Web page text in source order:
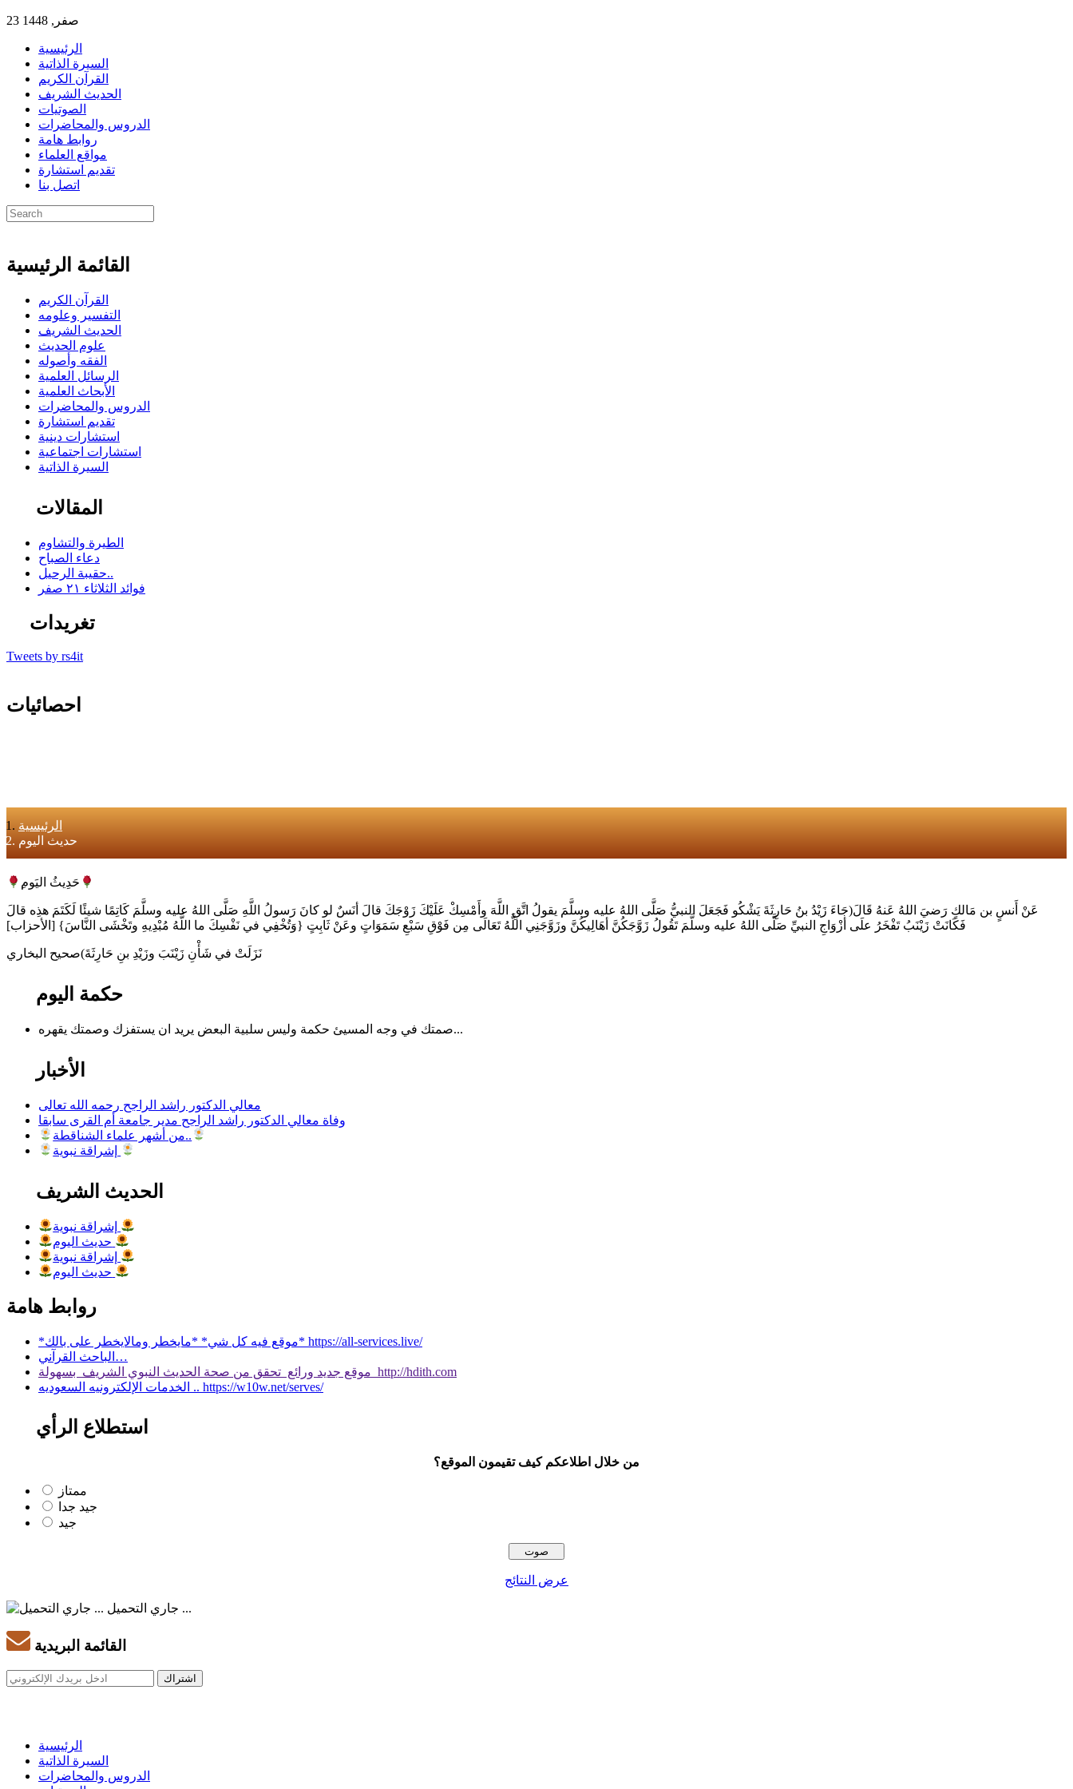
23 صفر, 1448
الرئيسية
السيرة الذاتية
القرآن الكريم
الحديث الشريف
الصوتيات
الدروس والمحاضرات
روابط هامة
مواقع العلماء
تقديم استشارة
اتصل بنا
القائمة الرئيسية
القرآن الكريم
التفسير وعلومه
الحديث الشريف
علوم الحديث
الفقه وأصوله
الرسائل العلمية
الأبحاث العلمية
الدروس والمحاضرات
تقديم استشارة
استشارات دينية
استشارات اجتماعية
السيرة الذاتية
المقالات
الطيرة والتشاوم
دعاء الصباح
حقيبة الرحيل..
فوائد الثلاثاء ٢١ صفر
تغريدات
Tweets by rs4it
احصائيات
الرئيسية
حديث اليوم
ِحَدِيثُ اليَوم
عَنْ أَنسٍ بن مَالكٍ رَضيَ اللهُ عَنهُ قَالَ(جَاءَ زَيْدُ بنُ حَارِثَةَ يَشْكُو فَجَعَلَ النبيُّ صَلَّى اللهُ عليه وسلَّمَ يقولُ اتَّقِ اللَّهَ وأَمْسِكْ عَلَيْكَ زَوْجَكَ قالَ أنَسٌ لو كانَ رَسولُ اللَّهِ صَلَّى اللهُ عليه وسلَّمَ كَاتِمًا شيئًا لَكَتَمَ هذِه قالَ
فَكَانَتْ زَيْنَبُ تَفْخَرُ علَى أزْوَاجِ النبيِّ صَلَّى اللهُ عليه وسلَّمَ تَقُولُ زَوَّجَكُنَّ أهَالِيكُنَّ وزَوَّجَنِي اللَّهُ تَعَالَى مِن فَوْقِ سَبْعِ سَمَوَاتٍ وعَنْ ثَابِتٍ {وَتُخْفِي في نَفْسِكَ ما اللَّهُ مُبْدِيهِ وتَخْشَى النَّاسَ} [الأحزاب]
نَزَلَتْ في شَأْنِ زَيْنَبَ وزَيْدِ بنِ حَارِثَةَ)صحيح البخاري
حكمة اليوم
صمتك في وجه المسيئ حكمة وليس سلبية البعض يريد ان يستفزك وصمتك يقهره...
الأخبار
معالي الدكتور راشد الراجح رحمه الله تعالى
وفاة معالي الدكتور راشد الراجح مدير جامعة أم القرى سابقا
من أشهر علماء الشناقطة..
الحديث الشريف
روابط هامة
*موقع فيه كل شي* *مايخطر ومالايخطر على بالك* https://all-services.live/
الباحث القرآني…
موقع جديد ورائع تحقق من صحة الحديث النبوي الشريف بسهولة http://hdith.com
الخدمات الإلكترونيه السعوديه .. https://w10w.net/serves/
استطلاع الرأي
من خلال اطلاعكم كيف تقيمون الموقع؟
ممتاز
جيد جدا
جيد
عرض النتائج
جاري التحميل ...
القائمة البريدية
الرئيسية
السيرة الذاتية
الدروس والمحاضرات